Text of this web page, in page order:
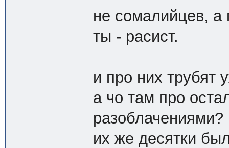
не сомалийцев, а
ты - расист.
и про них трубят
а чо там про
разоблачениями?
их же десятки